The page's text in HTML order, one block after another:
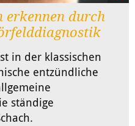
erkennen durch
in der klassischen
entzündliche
ständige